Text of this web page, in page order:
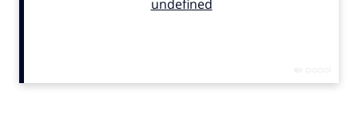
Data & Insights